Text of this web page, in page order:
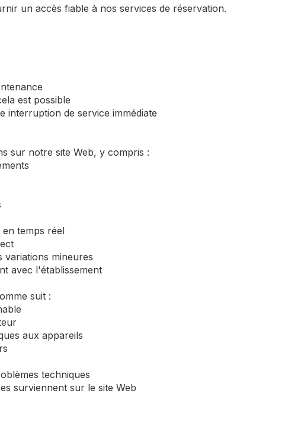
un accès fiable à nos services de réservation.
est possible
interruption de service immédiate
sur notre site Web, y compris :
en temps réel
variations mineures
avec l'établissement
suit :
aux appareils
techniques
surviennent sur le site Web